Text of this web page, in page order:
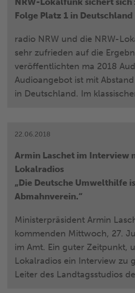
könnt ihr euch bereits ab
Mit ein bisschen Glück wird eure Rechnung in
den nächsten Wochen
bekommt den entsprechenden Betrag
erstattet.
Folge Platz 1 in Deutschland
radio NRW und die NRW-
sehr zufrieden auf die Ergebnisse der heute
veröffentlichten ma 2018
Audioangebot ist mit
in Deutschland. Im klassischen UKW-Segment
(Hörer gestern, Mo.-Fr., Basis
Bruttoreichweite von 1,680
werberelevanten
bis 18.00 Uhr, Mo.-Fr., Basis Deutschsprachige
14 +). Damit setzen sich radio
NRW-Lokalfunk zum 37. Mal
Spitze aller klassischen Radioangebote in
Deutschland.
22.06.2018
Armin Laschet im Interview
Lokalradios
„Die Deutsche Umwelthilfe
Abmahnverein.“
Ministerpräsident Armin
kommenden Mittwoch, 27.
im Amt. Ein guter Zeitpunkt,
Lokalradios ein Interview zu
Leiter des Landtagsstudios der NRW-